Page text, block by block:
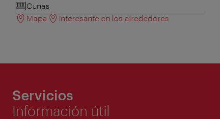
Cunas
Mapa
Interesante en los alrededores
Servicios
Información útil